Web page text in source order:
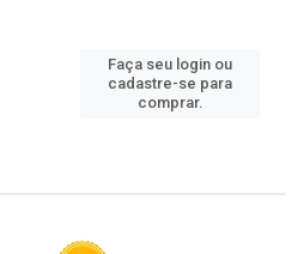
Faça seu login ou
cadastre-se para
comprar.